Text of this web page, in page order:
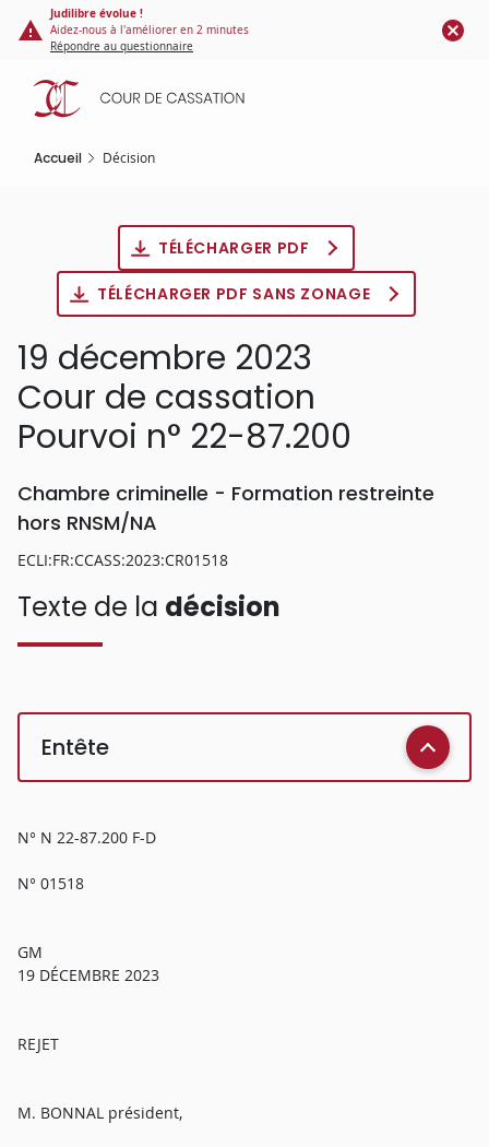
Panneau de gestion des cookies
contenu
principal
Judilibre évolue !
Aidez-nous à l'améliorer en 2 minutes
Répondre au questionnaire
Accueil Décision
TÉLÉCHARGER PDF
TÉLÉCHARGER PDF SANS ZONAGE
19 décembre 2023
Cour de cassation
Pourvoi n° 22-87.200
Chambre criminelle - Formation restreinte
hors RNSM/NA
ECLI:FR:CCASS:2023:CR01518
Texte de la décision
Entête
N° N 22-87.200 F-D
N° 01518
GM
19 DÉCEMBRE 2023
REJET
M. BONNAL président,